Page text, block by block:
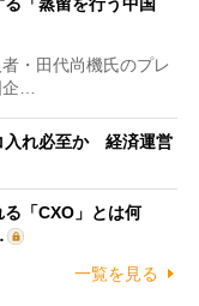
・田代尚機氏のプレ
…
入れ必至か 経済運営
「CXO」とは何
一覧を見る